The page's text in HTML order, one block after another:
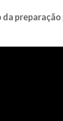
preparação